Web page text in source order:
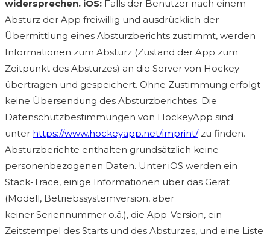
widersprechen. iOS: Falls der Benutzer nach einem
Absturz der App freiwillig und ausdrücklich der
Übermittlung eines Absturzberichts zustimmt, werden
Informationen zum Absturz (Zustand der App zum
Zeitpunkt des Absturzes) an die Server von Hockey
übertragen und gespeichert. Ohne Zustimmung erfolgt
keine Übersendung des Absturzberichtes. Die
Datenschutzbestimmungen von HockeyApp sind
unter https://www.hockeyapp.net/imprint/zu finden.
Absturzberichte enthalten grundsätzlich keine
personenbezogenen Daten. Unter iOS werden ein
Stack-Trace, einige Informationen über das Gerät
(Modell, Betriebssystemversion, aber
keiner Seriennummer o.ä.), die App-Version, ein
Zeitstempel des Starts und des Absturzes, und eine Liste